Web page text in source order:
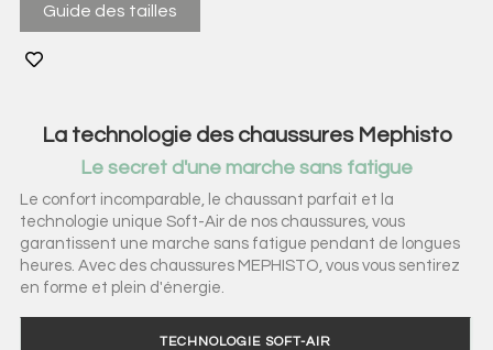
La technologie des chaussures Mephisto
Le secret d'une marche sans fatigue
Le confort incomparable, le chaussant parfait et la
technologie unique Soft-Air de nos chaussures, vous
garantissent une marche sans fatigue pendant de longues
heures. Avec des chaussures MEPHISTO, vous vous sentirez
en forme et plein d'énergie.
TECHNOLOGIE SOFT-AIR
Guide des tailles